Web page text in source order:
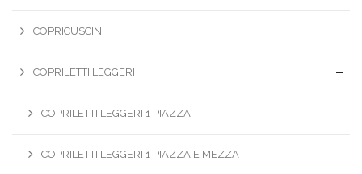
COPRICUSCINI
COPRILETTI LEGGERI
COPRILETTI LEGGERI 1 PIAZZA
COPRILETTI LEGGERI 1 PIAZZA E MEZZA